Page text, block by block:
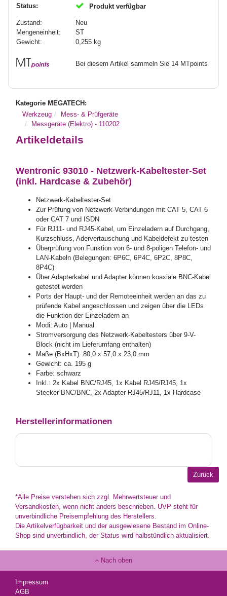
Status:
Produkt verfügbar
Zustand:
Neu
Mengeneinheit:
ST
Gewicht:
0,255kg
Bei diesem Artikel sammeln Sie 14 MTpoints
Kategorie MEGATECH:
Werkzeug
Mess- & Prüfgeräte
Messgeräte (Elektro) - 110202
Artikeldetails
Wentronic 93010 - Netzwerk-Kabeltester-Set
(inkl. Hardcase & Zubehör)
Netzwerk-Kabeltester-Set
Zur Prüfung von Netzwerk-Verbindungen mit CAT 5, CAT 6
oder CAT 7 und ISDN
Für RJ11- und RJ45-Kabel, um Einzeladern auf Durchgang,
Kurzschluss, Adervertauschung und Kabeldefekt zu testen
Überprüfung von Funktion von 6- und 8-poligen Telefon- und
LAN-Kabeln (Belegungen: 6P6C, 6P4C, 6P2C, 8P8C,
8P4C)
Über Adapterkabel und Adapter können koaxiale BNC-Kabel
getestet werden
Ports der Haupt- und der Remoteeinheit werden an das zu
prüfende Kabel angeschlossen und zeigen über die LEDs
die Funktion der Einzeladern an
Modi: Auto | Manual
Stromversorgung des Netzwerk-Kabeltesters über 9-V-
Block (nicht im Lieferumfang enthalten)
Maße (BxHxT): 80,0 x 57,0 x 23,0 mm
Gewicht: ca. 195 g
Farbe: schwarz
Inkl.: 2x Kabel BNC/RJ45, 1x Kabel RJ45/RJ45, 1x
Stecker BNC/BNC, 2x Adapter RJ45/RJ11, 1x Hardcase
Herstellerinformationen
*Alle Preise verstehen sich zzgl. Mehrwertsteuer und
Versandkosten, wenn nicht anders beschrieben. UVP steht für
unverbindliche Preisempfehlung des Herstellers.
Die Artikelverfügbarkeit und der ausgewiesene Bestand im Online-
Shop sind unverbindlich, der Status wird halbstündlich aktualisiert.
Nach oben
Impressum
AGB